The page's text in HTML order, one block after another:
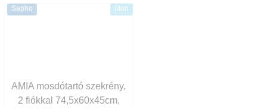
Sapho úton
AMIA mosdótartó szekrény,
2 fiókkal 74,5x60x45cm,